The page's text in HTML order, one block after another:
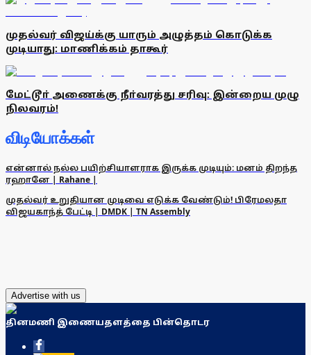
முதல்வர் விஜய்க்கு யாரும் அழுத்தம் கொடுக்க
முடியாது: மாணிக்கம் தாகூர்
மேட்டூா் அணைக்கு நீா்வரத்து சரிவு: இன்றைய முழு
நிலவரம்!
விடியோக்கள்
என்னால் நல்ல பயிற்சியாளராக இருக்க முடியும்: மனம் திறந்த
ரஹானே | Rahane |
முதல்வர் உறுதியான முடிவை எடுக்க வேண்டும்! பிரேமலதா
விஜயகாந்த் பேட்டி | DMDK | TN Assembly
Advertise with us
தினமணி இணையதளத்தை பின்தொடர